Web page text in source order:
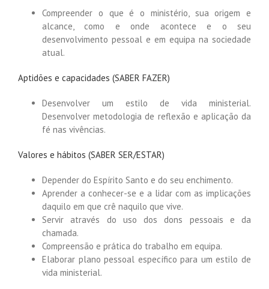
Compreender o que é o ministério, sua origem e
alcance, como e onde acontece e o seu
desenvolvimento pessoal e em equipa na sociedade
atual.
Aptidões e capacidades (SABER FAZER)
Desenvolver um estilo de vida ministerial.
Desenvolver metodologia de reflexão e aplicação da
fé nas vivências.
Valores e hábitos (SABER SER/ESTAR)
Depender do Espírito Santo e do seu enchimento.
Aprender a conhecer-se e a lidar com as implicações
daquilo em que crê naquilo que vive.
Servir através do uso dos dons pessoais e da
chamada.
Compreensão e prática do trabalho em equipa.
Elaborar plano pessoal específico para um estilo de
vida ministerial.